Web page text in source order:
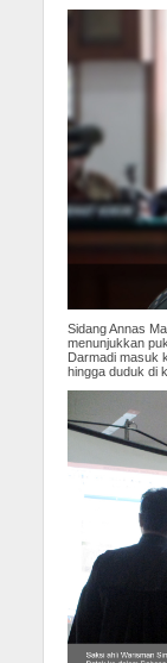
Sidang Annas
menunjukkan
Darmadi masuk
hingga duduk di